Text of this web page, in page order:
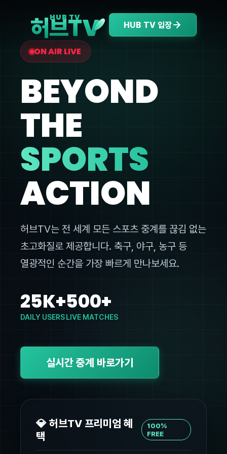
HUB TV
허브TV HUB TV 입장
ON AIR LIVE
BEYOND
THE
SPORTS
ACTION
허브TV는 전 세계 모든 스포츠 중계를 끊김 없는
초고화질로 제공합니다. 축구, 야구, 농구 등
열광적인 순간을 가장 빠르게 만나보세요.
25K+
DAILY USERS
500+
LIVE MATCHES
실시간 중계 바로가기
💎 허브TV 프리미엄 혜
택
100%
FREE